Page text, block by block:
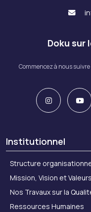
Doku sur
Commencez à nous
Institutionnel
Structure
Mission, Vision et Valeurs
Nos Travaux sur la
Ressources Humaines